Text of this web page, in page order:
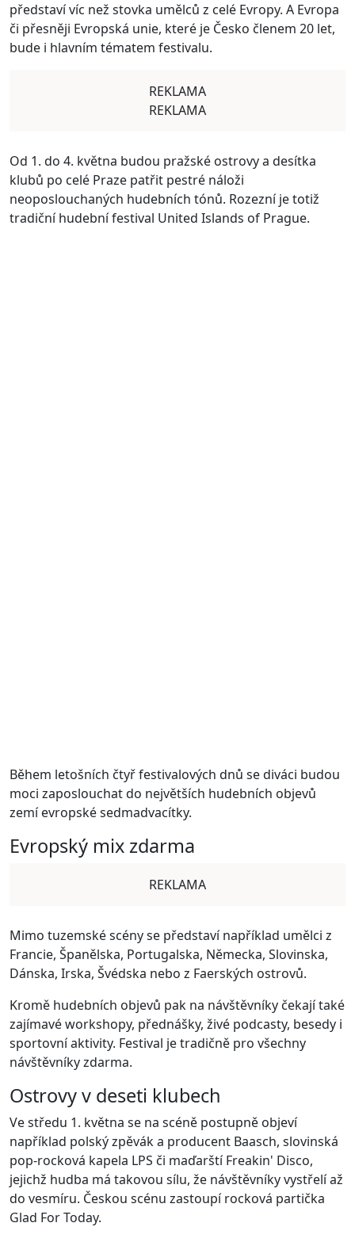
představí víc než stovka umělců z celé Evropy. A Evropa
či přesněji Evropská unie, které je Česko členem 20 let,
bude i hlavním tématem festivalu.
REKLAMA
REKLAMA
Od 1. do 4. května budou pražské ostrovy a desítka
klubů po celé Praze patřit pestré náloži
neoposlouchaných hudebních tónů. Rozezní je totiž
tradiční hudební festival United Islands of Prague.
Během letošních čtyř festivalových dnů se diváci budou
moci zaposlouchat do největších hudebních objevů
zemí evropské sedmadvacítky.
Evropský mix zdarma
REKLAMA
Mimo tuzemské scény se představí například umělci z
Francie, Španělska, Portugalska, Německa, Slovinska,
Dánska, Irska, Švédska nebo z Faerských ostrovů.
Kromě hudebních objevů pak na návštěvníky čekají také
zajímavé workshopy, přednášky, živé podcasty, besedy i
sportovní aktivity. Festival je tradičně pro všechny
návštěvníky zdarma.
Ostrovy v deseti klubech
Ve středu 1. května se na scéně postupně objeví
například polský zpěvák a producent Baasch, slovinská
pop-rocková kapela LPS či maďarští Freakin' Disco,
jejichž hudba má takovou sílu, že návštěvníky vystřelí až
do vesmíru. Českou scénu zastoupí rocková partička
Glad For Today.